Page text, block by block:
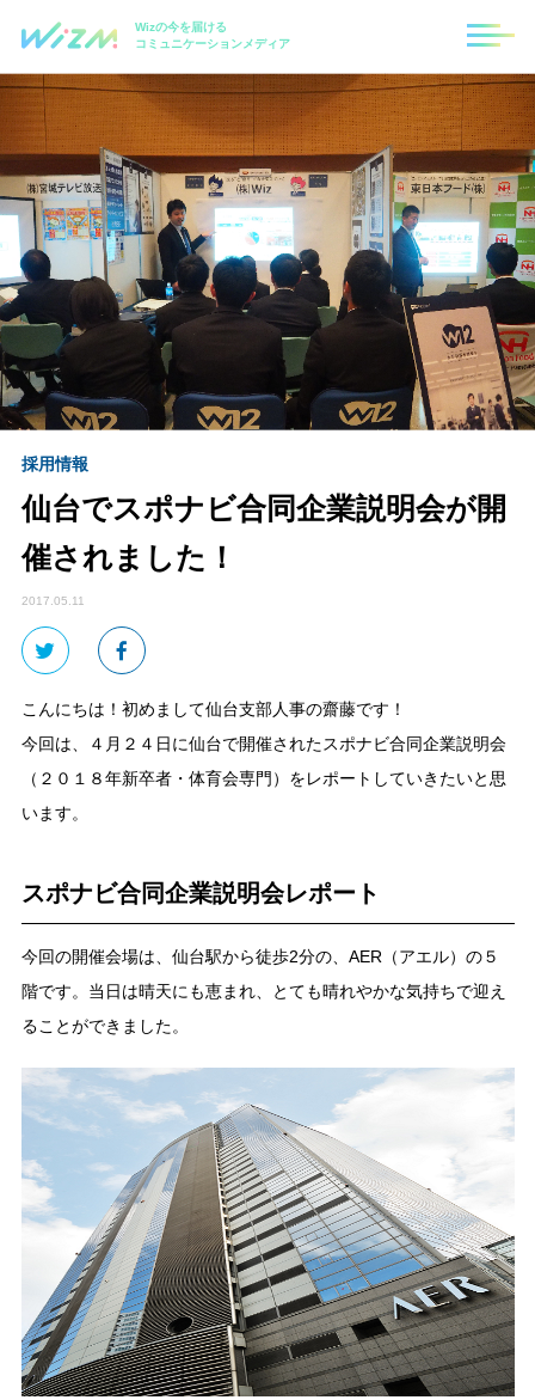
Wizの今を届ける
コミュニケーションメディア
採用情報
仙台でスポナビ合同企業説明会が開
催されました！
2017.05.11
こんにちは！初めまして仙台支部人事の齋藤です！
今回は、４月２４日に仙台で開催されたスポナビ合同企業説明会
（２０１８年新卒者・体育会専門）をレポートしていきたいと思
います。
スポナビ合同企業説明会レポート
今回の開催会場は、仙台駅から徒歩2分の、AER（アエル）の５
階です。当日は晴天にも恵まれ、とても晴れやかな気持ちで迎え
ることができました。